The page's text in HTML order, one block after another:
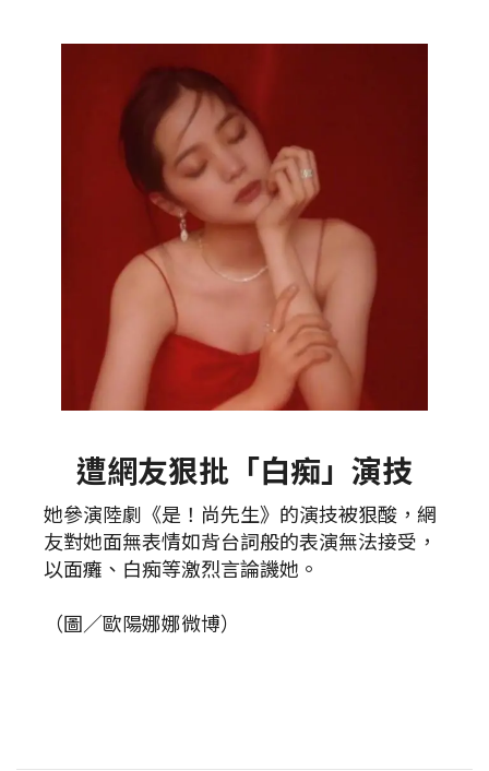
遭網友狠批「白痴」演技
她參演陸劇《是！尚先生》的演技被狠酸，網
友對她面無表情如背台詞般的表演無法接受，
以面癱、白痴等激烈言論譏她。
（圖／歐陽娜娜微博）